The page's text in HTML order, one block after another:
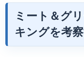
ミート＆グ
キングを考